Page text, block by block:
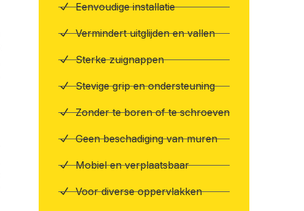
Eenvoudige installatie
Vermindert uitglijden en vallen
Sterke zuignappen
Stevige grip en ondersteuning
Zonder te boren of te schroeven
Geen beschadiging van muren
Mobiel en verplaatsbaar
Voor diverse oppervlakken